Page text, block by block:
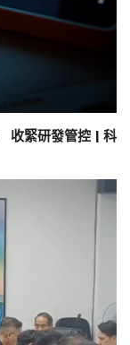
收緊研發管控 | 科